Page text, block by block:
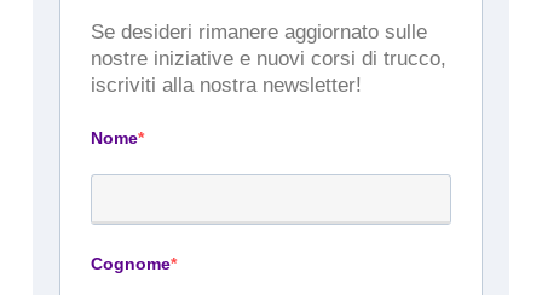
Se desideri rimanere aggiornato sulle
nostre iniziative e nuovi corsi di trucco,
iscriviti alla nostra newsletter!
Nome
Cognome